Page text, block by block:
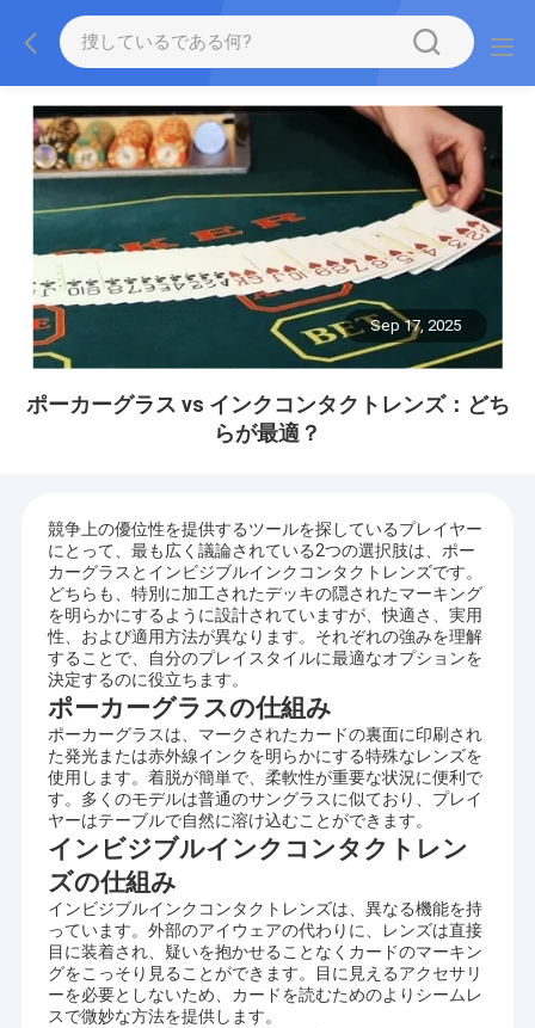
Sep 17, 2025
ポーカーグラス vs インクコンタクトレンズ：どち
らが最適？
競争上の優位性を提供するツールを探しているプレイヤー
にとって、最も広く議論されている2つの選択肢は、ポー
カーグラスとインビジブルインクコンタクトレンズです。
どちらも、特別に加工されたデッキの隠されたマーキング
を明らかにするように設計されていますが、快適さ、実用
性、および適用方法が異なります。それぞれの強みを理解
することで、自分のプレイスタイルに最適なオプションを
決定するのに役立ちます。
ポーカーグラスの仕組み
ポーカーグラスは、マークされたカードの裏面に印刷され
た発光または赤外線インクを明らかにする特殊なレンズを
使用します。着脱が簡単で、柔軟性が重要な状況に便利で
す。多くのモデルは普通のサングラスに似ており、プレイ
ヤーはテーブルで自然に溶け込むことができます。
インビジブルインクコンタクトレン
ズの仕組み
インビジブルインクコンタクトレンズは、異なる機能を持
っています。外部のアイウェアの代わりに、レンズは直接
目に装着され、疑いを抱かせることなくカードのマーキン
グをこっそり見ることができます。目に見えるアクセサリ
ーを必要としないため、カードを読むためのよりシームレ
スで微妙な方法を提供します。